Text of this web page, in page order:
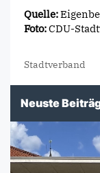
Quelle:
Foto:CDU-
Stadtverband
Neuste